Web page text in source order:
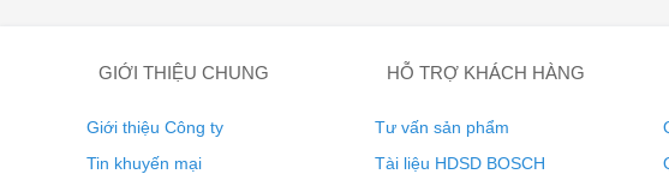
GIỚI THIỆU CHUNG
Giới thiệu Công ty
Tin khuyến mại
HỖ TRỢ KHÁCH HÀNG
Tư vấn sản phẩm
Tài liệu HDSD BOSCH